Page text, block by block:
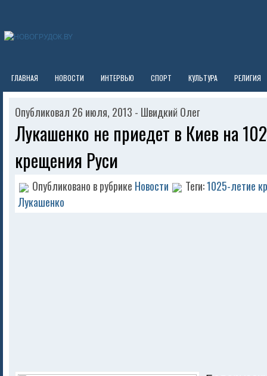
ГЛАВНАЯ НОВОСТИ ИНТЕРВЬЮ СПОРТ КУЛЬТУРА РЕЛИГИЯ
Опубликовал 26 июля, 2013 - Швидкий Олег
Лукашенко не приедет в Киев на
крещения Руси
Опубликовано в рубрике Новости Теги:1025-летие
Лукашенко